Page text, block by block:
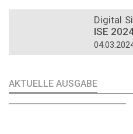
Digital
ISE
AKTUELLE AUSGABE